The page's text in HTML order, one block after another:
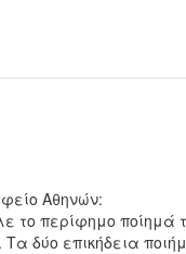
Αθηνών:
το περίφημο ποίημά
Τα δύο επικήδεια